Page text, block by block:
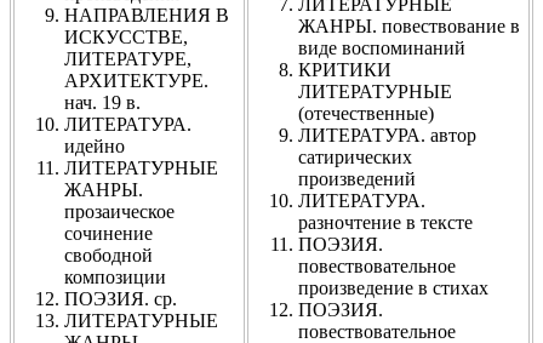
НАПРАВЛЕНИЯ В
ИСКУССТВЕ,
ЛИТЕРАТУРЕ,
АРХИТЕКТУРЕ.
нач. 19 в.
ЛИТЕРАТУРА.
идейно
ЛИТЕРАТУРНЫЕ
ЖАНРЫ.
прозаическое
сочинение
свободной
композиции
ПОЭЗИЯ. ср.
ЛИТЕРАТУРНЫЕ
ЖАНРЫ. повествование в
виде воспоминаний
КРИТИКИ
ЛИТЕРАТУРНЫЕ
(отечественные)
ЛИТЕРАТУРА. автор
сатирических
произведений
ЛИТЕРАТУРА.
разночтение в тексте
ПОЭЗИЯ.
повествовательное
произведение в стихах
ПОЭЗИЯ.
повествовательное